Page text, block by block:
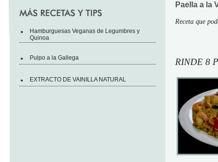
•
Hamburguesas Veganas de Legumbres y
Quinoa
• Pulpo a la Gallega
• EXTRACTO DE VAINILLA NATURAL
Paella a la
Receta que
RINDE 8